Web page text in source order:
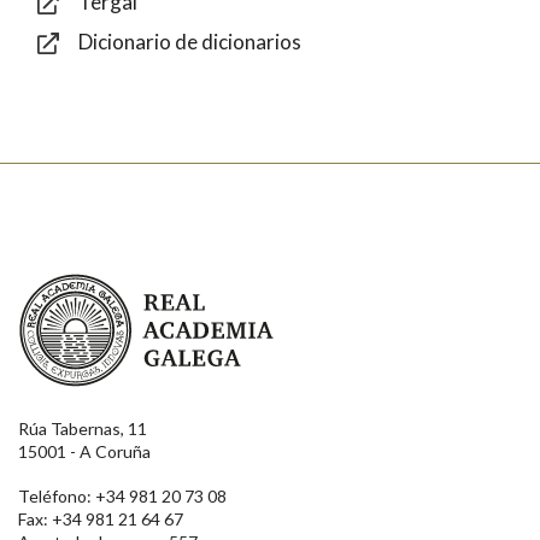
Dicionario de dicionarios
Real Academia Galega
Rúa Tabernas, 11
15001 - A Coruña
Teléfono: +34 981 20 73 08
Fax: +34 981 21 64 67